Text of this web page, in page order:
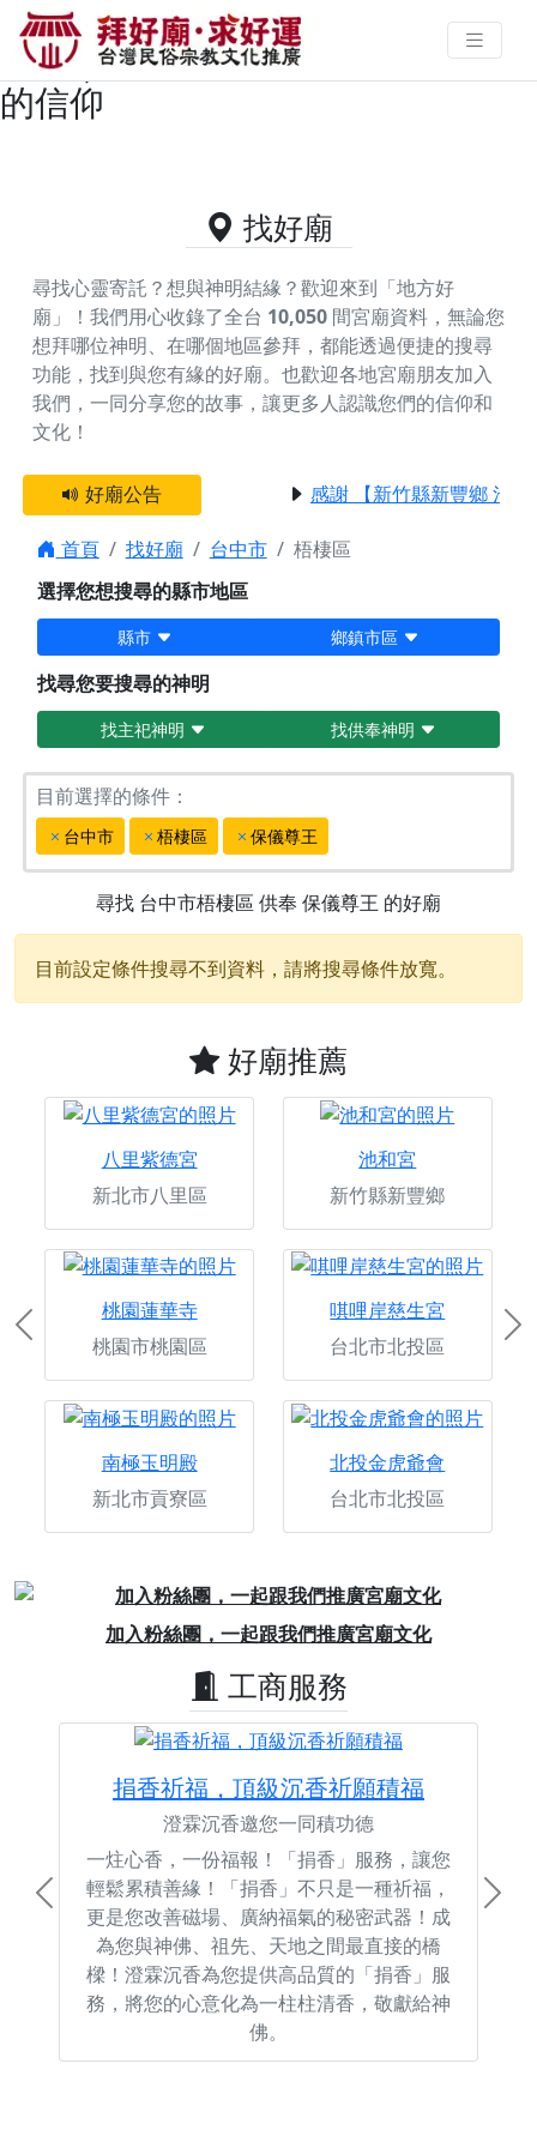
台中市梧棲區供奉保儀尊王的好廟
資料｜拜好廟求好運 找到與您有緣
的信仰
找好廟
尋找心靈寄託？想與神明結緣？歡迎來到「地方好
廟」！我們用心收錄了全台 10,050 間宮廟資料，無論您
想拜哪位神明、在哪個地區參拜，都能透過便捷的搜尋
功能，找到與您有緣的好廟。 也歡迎各地宮廟朋友加入
我們，一同分享您的故事，讓更多人認識您們的信仰和
文化！
好廟公告 感謝 【新竹縣新豐鄉 池
首頁 找好廟 台中市
梧棲區
選擇您想搜尋的縣市地區
縣市 鄉鎮市區
找尋您要搜尋的神明
找主祀神明 找供奉神明
目前選擇的條件：
台中市 梧棲區 保儀尊王
尋找 台中市梧棲區 供奉 保儀尊王 的好廟
目前設定條件搜尋不到資料，請將搜尋條件放寬。
好廟推薦
八里紫德宮
新北市八里區
池和宮
新竹縣新豐鄉
桃園蓮華寺
桃園市桃園區
唭哩岸慈生宮
台北市北投區
南極玉明殿
新北市貢寮區
北投金虎爺會
台北市北投區
Previous
加入粉絲團，一起跟我們推廣宮廟文化
Previous
工商服務
捐香祈福，頂級沉香祈願積福
澄霖沉香邀您一同積功德
一炷心香，一份福報！「捐香」服務，讓您
輕鬆累積善緣！「捐香」不只是一種祈福，
更是您改善磁場、廣納福氣的秘密武器！成
為您與神佛、祖先、天地之間最直接的橋
樑！澄霖沉香為您提供高品質的「捐香」服
務，將您的心意化為一柱柱清香，敬獻給神
佛。
Previous Next